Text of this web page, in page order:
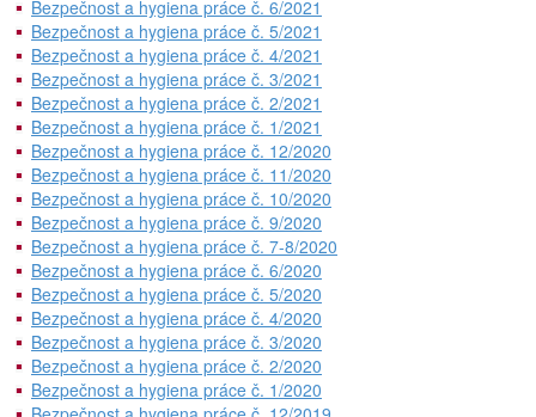
Bezpečnost a hygiena práce č. 6/2021
Bezpečnost a hygiena práce č. 5/2021
Bezpečnost a hygiena práce č. 4/2021
Bezpečnost a hygiena práce č. 3/2021
Bezpečnost a hygiena práce č. 2/2021
Bezpečnost a hygiena práce č. 1/2021
Bezpečnost a hygiena práce č. 12/2020
Bezpečnost a hygiena práce č. 11/2020
Bezpečnost a hygiena práce č. 10/2020
Bezpečnost a hygiena práce č. 9/2020
Bezpečnost a hygiena práce č. 7-8/2020
Bezpečnost a hygiena práce č. 6/2020
Bezpečnost a hygiena práce č. 5/2020
Bezpečnost a hygiena práce č. 4/2020
Bezpečnost a hygiena práce č. 3/2020
Bezpečnost a hygiena práce č. 2/2020
Bezpečnost a hygiena práce č. 1/2020